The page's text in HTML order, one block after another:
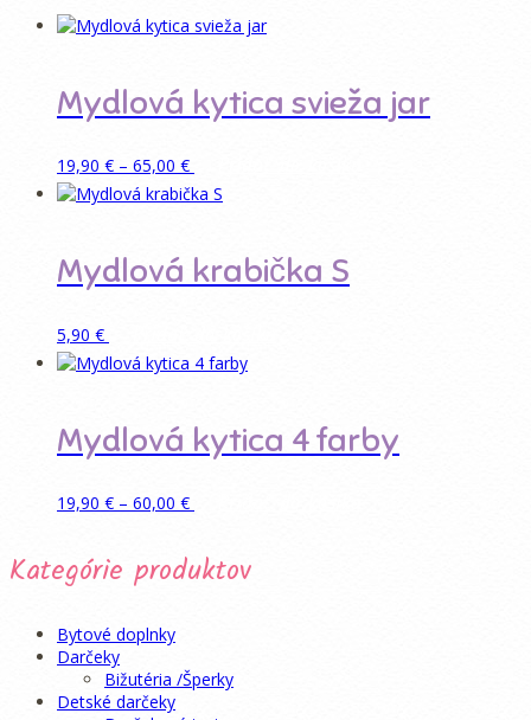
Mydlová kytica svieža jar
19,90 € – 65,00 €Price
range:
19,90 €
Mydlová krabička S
5,90 €
Mydlová kytica 4 farby
19,90 € – 60,00 €Price
through
Kategórie produktov
Bytové doplnky
Darčeky
Bižutéria /Šperky
Detské darčeky